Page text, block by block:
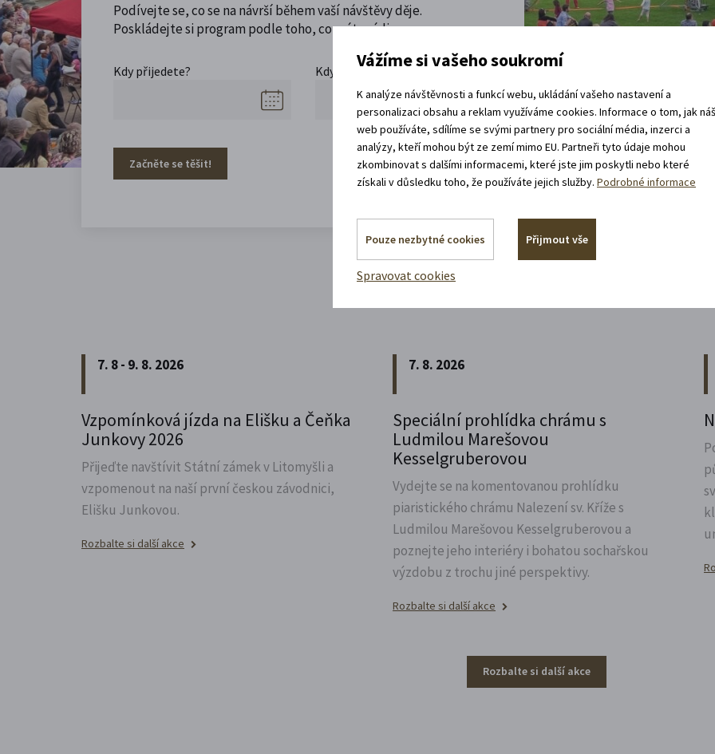
Podívejte se, co se na návrší během vaší návštěvy děje.
Poskládejte si program podle toho, co máte rádi.
Kdy přijedete? Kdy se vracíte domů?
Začněte se těšit!
Akce, co jsou za rohem
7. 8 - 9. 8. 2026
Vzpomínková jízda na Elišku a Čeňka
Junkovy 2026
Přijeďte navštívit Státní zámek v Litomyšli a
vzpomenout na naší první českou závodnici,
Elišku Junkovou.
Rozbalte si další akce
7. 8. 2026
Speciální prohlídka chrámu s
Ludmilou Marešovou
Kesselgruberovou
Vydejte se na komentovanou prohlídku
piaristického chrámu Nalezení sv. Kříže s
Ludmilou Marešovou Kesselgruberovou a
poznejte jeho interiéry i bohatou sochařskou
výzdobu z trochu jiné perspektivy.
Rozbalte si další akce
Rozbalte si další akce
Vážíme si vašeho soukromí
K analýze návštěvnosti a funkcí webu, ukládání vašeho nastavení a
personalizaci obsahu a reklam využíváme cookies. Informace o tom, jak
web používáte, sdílíme se svými partnery pro sociální média, inzerci a
analýzy, kteří mohou být ze zemí mimo EU. Partneři tyto údaje mohou
zkombinovat s dalšími informacemi, které jste jim poskytli nebo které
získali v důsledku toho, že používáte jejich služby.Podrobné informace
Pouze nezbytné cookies Přijmout vše
Spravovat cookies